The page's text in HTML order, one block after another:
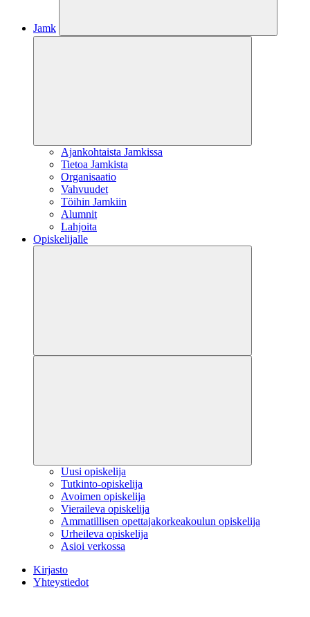
Jamk
Ajankohtaista Jamkissa
Tietoa Jamkista
Organisaatio
Vahvuudet
Töihin Jamkiin
Alumnit
Lahjoita
Opiskelijalle
Uusi opiskelija
Tutkinto-opiskelija
Avoimen opiskelija
Vieraileva opiskelija
Ammatillisen opettajakorkeakoulun opiskelija
Urheileva opiskelija
Asioi verkossa
Kirjasto
Yhteystiedot